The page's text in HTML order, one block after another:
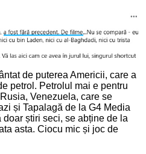
de puterea Americii, care a
petrol. Petrolul mai e pentru
Venezuela, care se
și Tapalagă de la G4 Media
știri seci, se abține de la
asta. Ciocu mic și joc de